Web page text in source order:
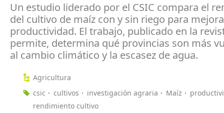
Un estudio liderado por el CSIC compara el
del cultivo de maíz con y sin riego para
productividad. El trabajo, publicado en la
permite, determina qué provincias son más
al cambio climático y la escasez de agua.
Agricultura
csic
cultivos investigación agraria Maíz
rendimiento cultivo